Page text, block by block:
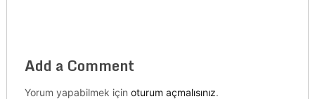
Add a Comment
Yorum yapabilmek için oturum açmalısınız.